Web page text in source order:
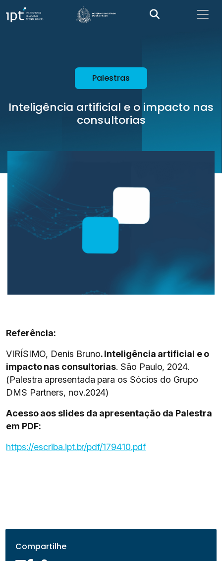
Palestras
Inteligência artificial e o impacto nas
consultorias
Referência:
VIRÍSIMO, Denis Bruno. Inteligência artificial e o
impacto nas consultorias. São Paulo, 2024.
(Palestra apresentada para os Sócios do Grupo
DMS Partners, nov.2024)
Acesso aos slides da apresentação da Palestra
em PDF:
https://escriba.ipt.br/pdf/179410.pdf
Compartilhe